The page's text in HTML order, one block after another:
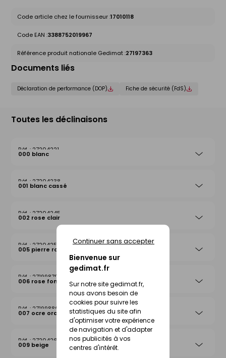
Bienvenue sur
gedimat.fr
Sur notre site gedimat.fr,
nous avons besoin de
cookies pour suivre les
statistiques du site afin
d'optimiser votre expérience
de navigation et d'adapter
nos publicités à vos
centres d'intérêt.
Continuer sans accepter
Code article chez le fournisseur :17010118
Code EAN :3388752019967
Référence produit nationale Gedimat :27197363
Documents liés
Déclaration de performance (DOP) Fiche de sécurité (FdS)
Toutes les déclinaisons
27204221
000 blanc
27204238
001 blanc cassé
27204245
002 rose clair
27204252
005 pierre rosée
27199879
006 rose foncé
27199886
007 ocre orange
27204269
009 beige